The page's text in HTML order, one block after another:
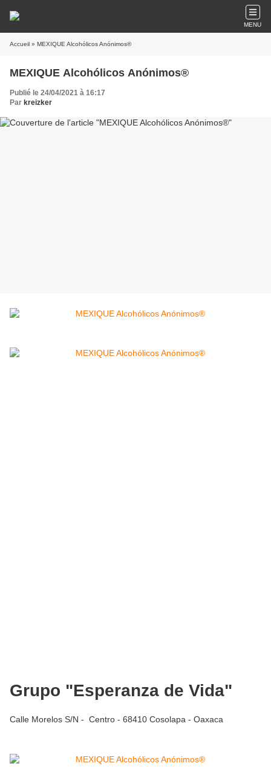
MENU
Accueil » MEXIQUE Alcohólicos Anónimos®
MEXIQUE Alcohólicos Anónimos®
Publié le 24/04/2021 à 16:17
Par kreizker
Grupo "Esperanza de Vida"
Calle Morelos S/N - Centro - 68410 Cosolapa - Oaxaca